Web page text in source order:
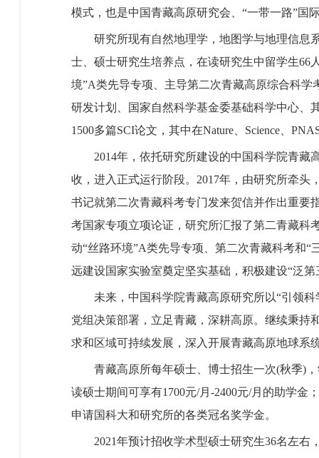
模式，也是中国青藏高原研究会、“一带一路”国
研究所现有自然地理学，地图学与地理信息
士、硕士研究生培养点，在读研究生中留学生66
境”A类先导专项、主导第二次青藏高原综合科
研发计划、国家自然科学基金委基础科学中心、
1500多篇SCI论文，其中在Nature、Science、
2014年，依托研究所建设的中国科学院青
收，进入正式运行阶段。2017年，由研究所牵
书记就第二次青藏科考专门发来贺信并作出重要
考国家专项立项论证，研究所汇报了第二青藏科
动“丝路环境”A类先导专项、第二次青藏科考和
远建设国家实验室奠定坚实基础，积极建设“泛
未来，中国科学院青藏高原研究所以“引领
党组决策部署，立足青藏，深耕高原。继续秉持
求和区域可持续发展，深入开展青藏高原地球系
青藏高原所每年硕士、博士招生一次(秋季)
读硕士期间可享有1700元/月-2400元/月的助学金
申请国科大和研究所的各类冠名奖学金。
2021年预计招收学术型硕士研究生36名左